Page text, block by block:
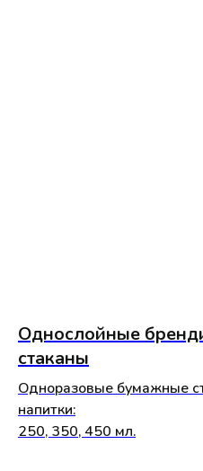
Однослойные
стаканы
Одноразовые бумажные
напитки:
250, 350, 450 мл.
я согласен сполитикой
я принимаю
персональных данных